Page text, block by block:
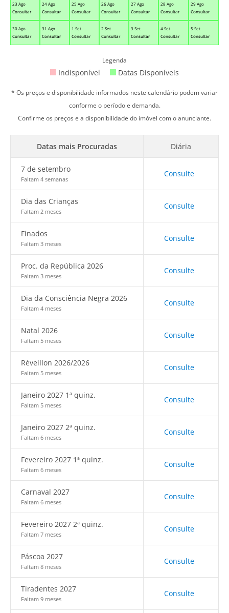
23 Ago
Consultar
24 Ago
Consultar
25 Ago
Consultar
26 Ago
Consultar
27 Ago
Consultar
28 Ago
Consultar
29 Ago
Consultar
30 Ago
Consultar
31 Ago
Consultar
1 Set
Consultar
2 Set
Consultar
3 Set
Consultar
4 Set
Consultar
5 Set
Consultar
Legenda
Indisponível Datas Disponíveis
* Os preços e disponibilidade informados neste calendário podem variar
conforme o período e demanda.
Confirme os preços e a disponibilidade do imóvel com o anunciante.
Datas mais Procuradas Diária
7 de setembro
Faltam 4 semanas
Consulte
Dia das Crianças
Faltam 2 meses
Consulte
Finados
Faltam 3 meses
Consulte
Proc. da República 2026
Faltam 3 meses
Consulte
Dia da Consciência Negra 2026
Faltam 4 meses
Consulte
Natal 2026
Faltam 5 meses
Consulte
Réveillon 2026/2026
Faltam 5 meses
Consulte
Janeiro 2027 1ª quinz.
Faltam 5 meses
Consulte
Janeiro 2027 2ª quinz.
Faltam 6 meses
Consulte
Fevereiro 2027 1ª quinz.
Faltam 6 meses
Consulte
Carnaval 2027
Faltam 6 meses
Consulte
Fevereiro 2027 2ª quinz.
Faltam 7 meses
Consulte
Páscoa 2027
Faltam 8 meses
Consulte
Tiradentes 2027
Faltam 9 meses
Consulte